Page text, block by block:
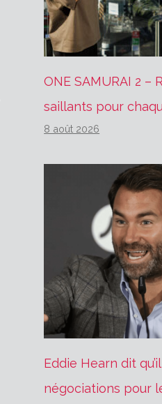
ONE SAMURAI 2 –
saillants pour
8 août 2026
Eddie Hearn dit
négociations pour